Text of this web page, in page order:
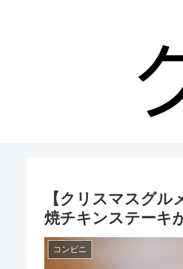
【クリスマスグ
焼チキンステーキ
コンビニ